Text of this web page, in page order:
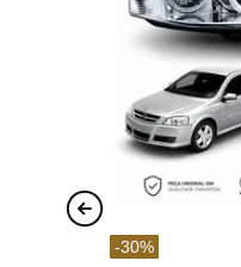
-30%